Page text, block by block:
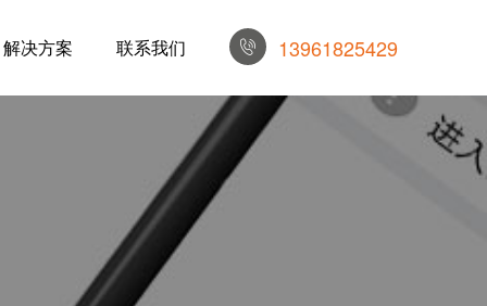
解决方案 联系我们  13961825429